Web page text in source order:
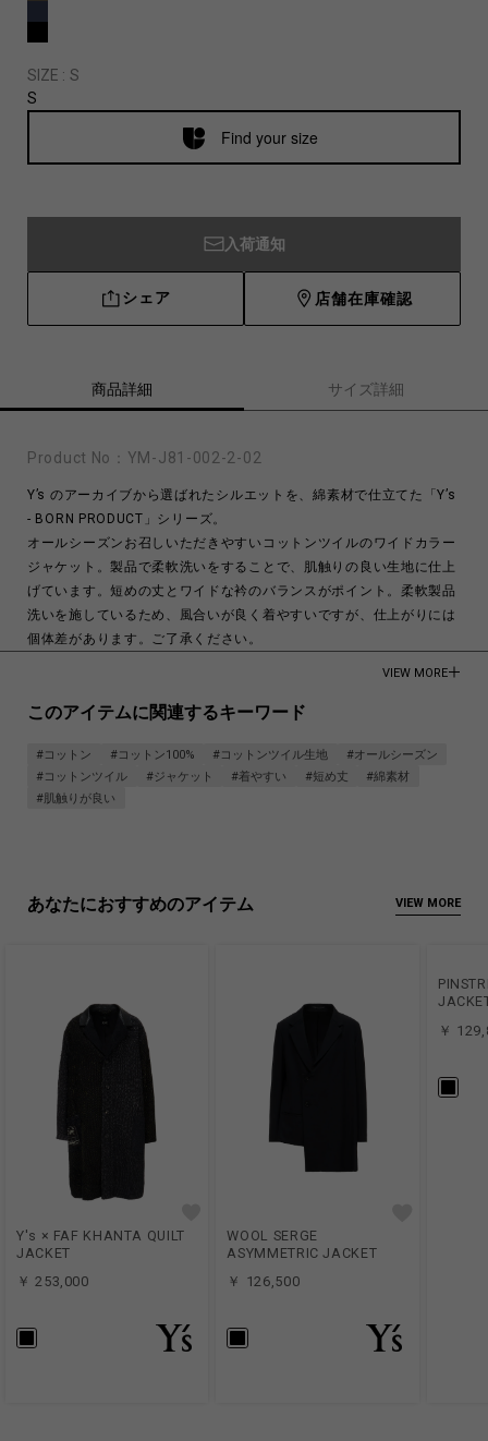
SIZE : S
S
Find your size
入荷通知
シェア 店舗在庫確認
商品詳細 サイズ詳細
Product No： YM-J81-002-2-02
Y’s のアーカイブから選ばれたシルエットを、綿素材で仕立てた「Y’s
- BORN PRODUCT」シリーズ。
オールシーズンお召しいただきやすいコットンツイルのワイドカラー
ジャケット。製品で柔軟洗いをすることで、肌触りの良い生地に仕上
げています。短めの丈とワイドな衿のバランスがポイント。柔軟製品
洗いを施しているため、風合いが良く着やすいですが、仕上がりには
個体差があります。ご了承ください。
商品についてよくあるお問い合わせはこちら
VIEW MORE
このアイテムに関連するキーワード
#コットン #コットン100% #コットンツイル生地
#オールシーズン
#コットンツイル
#ジャケット #着やすい #短め丈
#綿素材
#肌触りが良い
あなたにおすすめのアイテム VIEW MORE
Y's × FAF KHANTA QUILT
JACKET
￥ 253,000
WOOL SERGE
ASYMMETRIC JACKET
￥ 126,500
￥